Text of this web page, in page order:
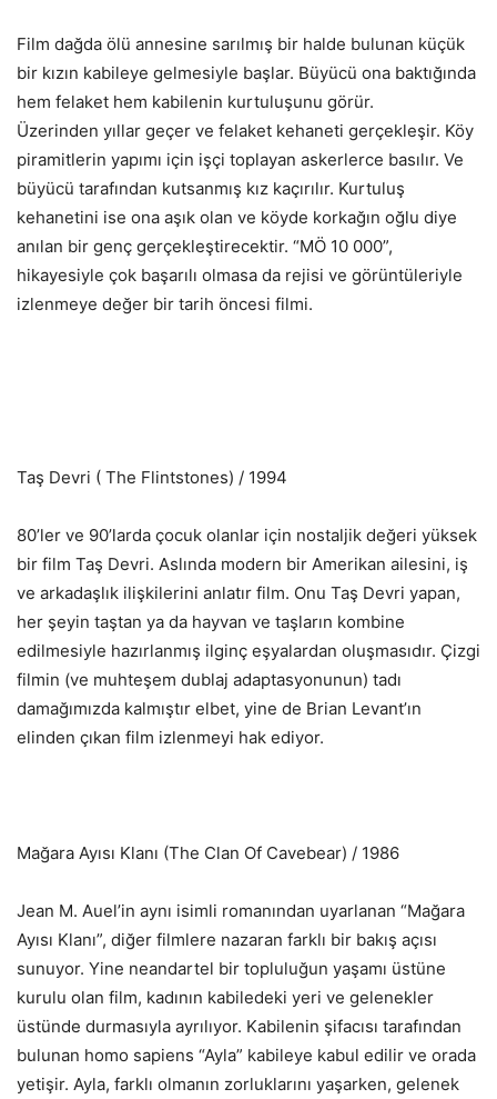
Film dağda ölü annesine sarılmış bir halde bulunan küçük
bir kızın kabileye gelmesiyle başlar. Büyücü ona baktığında
hem felaket hem kabilenin kurtuluşunu görür.
Üzerinden yıllar geçer ve felaket kehaneti gerçekleşir. Köy
piramitlerin yapımı için işçi toplayan askerlerce basılır. Ve
büyücü tarafından kutsanmış kız kaçırılır. Kurtuluş
kehanetini ise ona aşık olan ve köyde korkağın oğlu diye
anılan bir genç gerçekleştirecektir. “MÖ 10 000”,
hikayesiyle çok başarılı olmasa da rejisi ve görüntüleriyle
izlenmeye değer bir tarih öncesi filmi.
Taş Devri ( The Flintstones) / 1994
80’ler ve 90’larda çocuk olanlar için nostaljik değeri yüksek
bir film Taş Devri. Aslında modern bir Amerikan ailesini, iş
ve arkadaşlık ilişkilerini anlatır film. Onu Taş Devri yapan,
her şeyin taştan ya da hayvan ve taşların kombine
edilmesiyle hazırlanmış ilginç eşyalardan oluşmasıdır. Çizgi
filmin (ve muhteşem dublaj adaptasyonunun) tadı
damağımızda kalmıştır elbet, yine de Brian Levant’ın
elinden çıkan film izlenmeyi hak ediyor.
Mağara Ayısı Klanı (The Clan Of Cavebear) / 1986
Jean M. Auel’in aynı isimli romanından uyarlanan “Mağara
Ayısı Klanı”, diğer filmlere nazaran farklı bir bakış açısı
sunuyor. Yine neandartel bir topluluğun yaşamı üstüne
kurulu olan film, kadının kabiledeki yeri ve gelenekler
üstünde durmasıyla ayrılıyor. Kabilenin şifacısı tarafından
bulunan homo sapiens “Ayla” kabileye kabul edilir ve orada
yetişir. Ayla, farklı olmanın zorluklarını yaşarken, gelenek